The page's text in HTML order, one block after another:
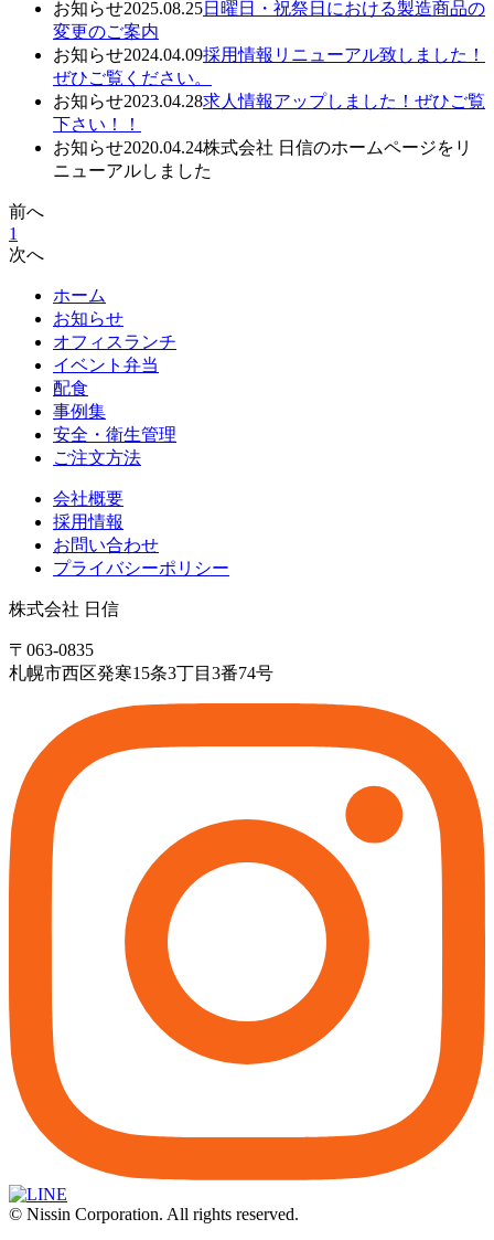
お知らせ2025.08.25日曜日・祝祭日における製造商品の
変更のご案内
お知らせ2024.04.09採用情報リニューアル致しました！
ぜひご覧ください。
お知らせ2023.04.28求人情報アップしました！ぜひご覧
下さい！！
お知らせ2020.04.24株式会社 日信のホームページをリ
ニューアルしました
前へ
1
次へ
ホーム
お知らせ
オフィスランチ
イベント弁当
配食
事例集
安全・衛生管理
ご注文方法
会社概要
採用情報
お問い合わせ
プライバシーポリシー
株式会社 日信
〒063-0835
札幌市西区発寒15条3丁目3番74号
© Nissin Corporation. All rights reserved.